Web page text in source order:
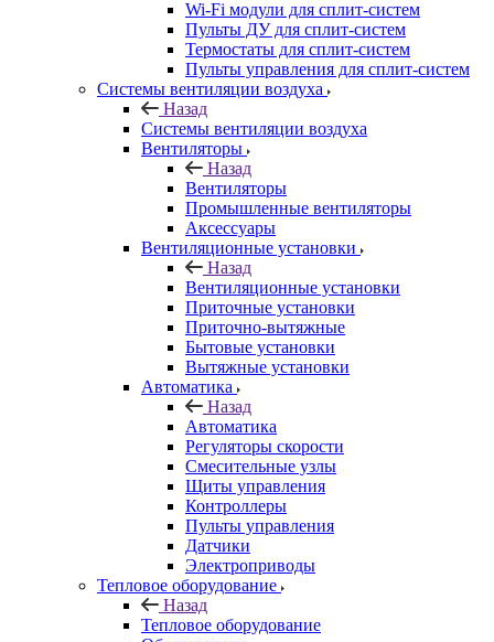
Wi-Fi модули для сплит-систем
Пульты ДУ для сплит-систем
Термостаты для сплит-систем
Пульты управления для сплит-систем
Системы вентиляции воздуха
Назад
Системы вентиляции воздуха
Вентиляторы
Назад
Вентиляторы
Промышленные вентиляторы
Аксессуары
Вентиляционные установки
Назад
Вентиляционные установки
Приточные установки
Приточно-вытяжные
Бытовые установки
Вытяжные установки
Автоматика
Назад
Автоматика
Регуляторы скорости
Смесительные узлы
Щиты управления
Контроллеры
Пульты управления
Датчики
Электроприводы
Тепловое оборудование
Назад
Тепловое оборудование